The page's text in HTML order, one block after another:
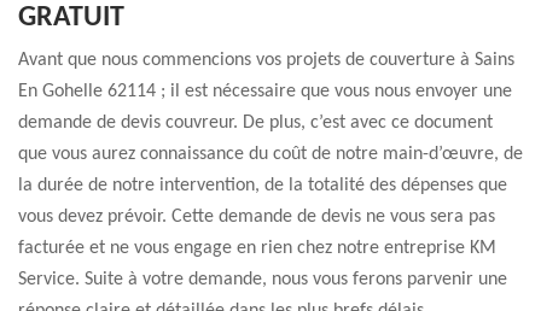
GRATUIT
Avant que nous commencions vos projets de couverture à Sains
En Gohelle 62114 ; il est nécessaire que vous nous envoyer une
demande de devis couvreur. De plus, c’est avec ce document
que vous aurez connaissance du coût de notre main-d’œuvre, de
la durée de notre intervention, de la totalité des dépenses que
vous devez prévoir. Cette demande de devis ne vous sera pas
facturée et ne vous engage en rien chez notre entreprise KM
Service. Suite à votre demande, nous vous ferons parvenir une